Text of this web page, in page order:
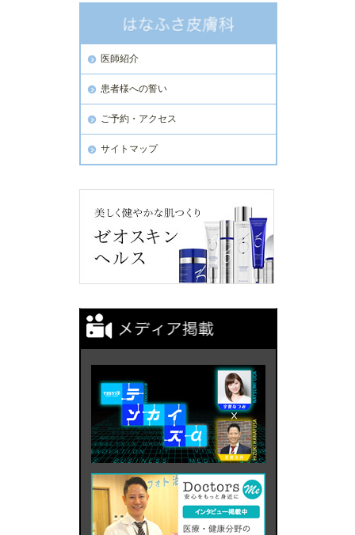
医師紹介
患者様への誓い
ご予約・アクセス
サイトマップ